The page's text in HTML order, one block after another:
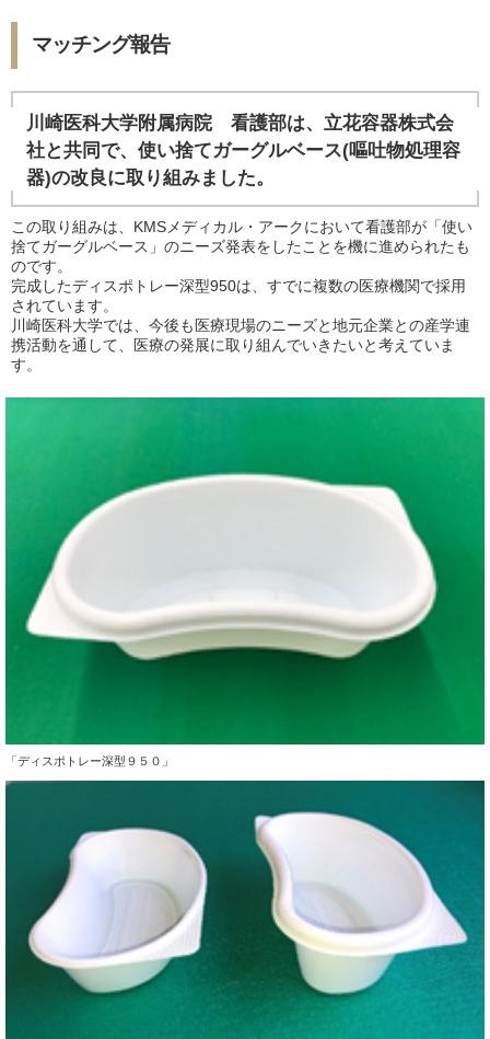
マッチング報告
川崎医科大学附属病院 看護部は、立花容器株式会
社と共同で、使い捨てガーグルベース(嘔吐物処理容
器)の改良に取り組みました。
この取り組みは、KMSメディカル・アークにおいて看護部が「使い
捨てガーグルベース」のニーズ発表をしたことを機に進められたも
のです。
完成したディスポトレー深型950は、すでに複数の医療機関で採用
されています。
川崎医科大学では、今後も医療現場のニーズと地元企業との産学連
携活動を通して、医療の発展に取り組んでいきたいと考えていま
す。
「ディスポトレー深型９５０」